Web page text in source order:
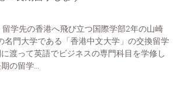
学先の香港へ飛び立つ国際学部2年の山崎
名門大学である「香港中文大学」の交換留学
渡って英語でビジネスの専門科目を学修し
の留学...